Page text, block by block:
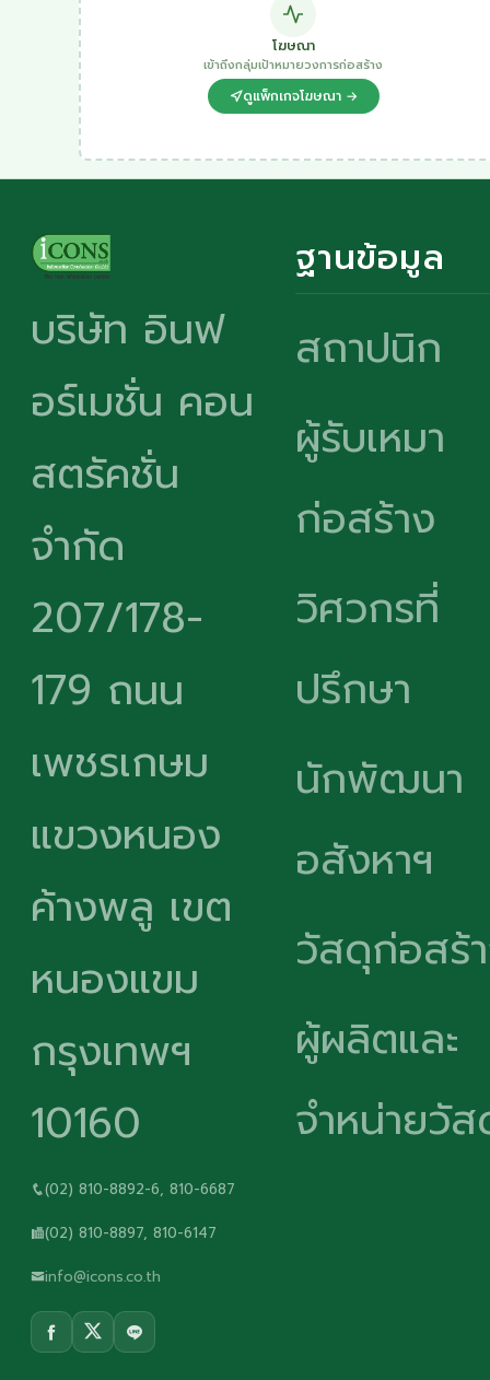
โฆษณา
เข้าถึงกลุ่มเป้าหมายวงการก่อสร้าง
ดูแพ็กเกจโฆษณา →
บริษัท อินฟ
อร์เมชั่น คอน
สตรัคชั่น
จำกัด
207/178-
179 ถนน
เพชรเกษม
แขวงหนอง
ค้างพลู เขต
หนองแขม
กรุงเทพฯ
10160
(02) 810-8892-6, 810-6687
(02) 810-8897, 810-6147
info@icons.co.th
ฐานข้อมูล
สถาปนิก
ผู้รับเหมา
ก่อสร้าง
วิศวกรที่
ปรึกษา
นักพัฒนา
อสังหาฯ
วัสดุก่อสร้
ผู้ผลิตและ
จำหน่ายวั